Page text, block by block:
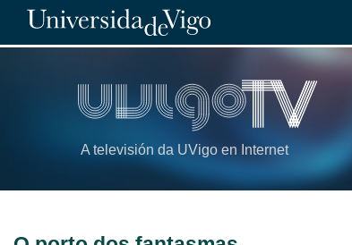
A televisión da UVigo en Internet